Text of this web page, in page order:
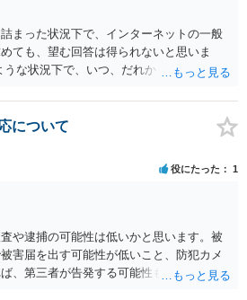
まった状況下で、インターネットの一般
ても、望む回答は得られないと思いま
な状況下で、いつ、だれからどのような
いうことについて、お近くで詳細な法律
方法を探された方がよいと思われます。
べの場合、ＩＣレコーダーを持参して取
必須だと考えます。
について
役にたった 1
や逮捕の可能性は低いかと思います。被
害届を出す可能性が低いこと、防犯カメ
、第三者が告発する可能性も低いこと、